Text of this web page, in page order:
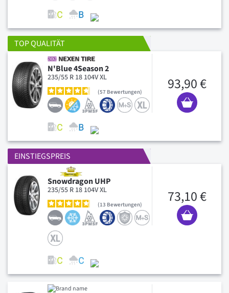
TOP QUALITÄT
N'Blue 4Season 2
235/55 R 18 104V XL
57 Bewertungen 93,90 €
EINSTIEGSPREIS
Snowdragon UHP
235/55 R 18 104V XL
13 Bewertungen 73,10 €